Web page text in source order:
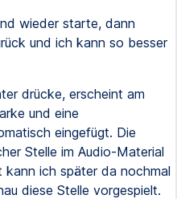
wieder starte, dann
und ich kann so besser
drücke, erscheint am
und eine
eingefügt. Die
Stelle im Audio-Material
ich später da nochmal
diese Stelle vorgespielt.